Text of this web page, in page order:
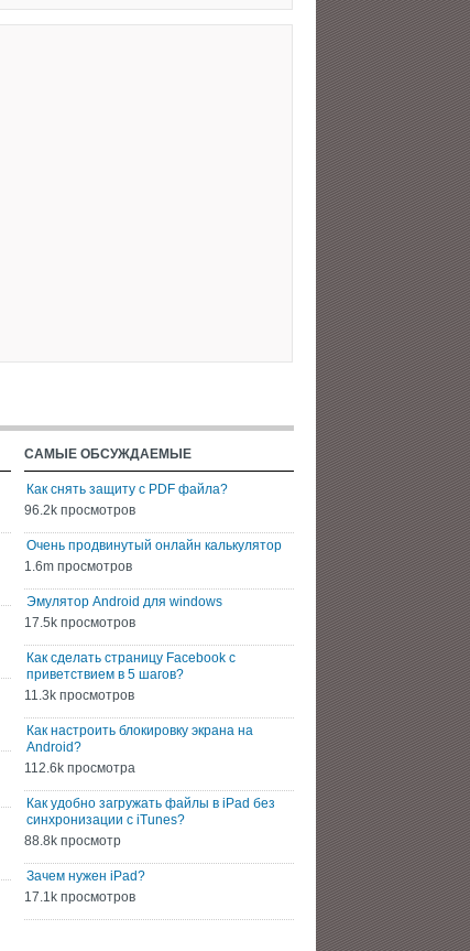
САМЫЕ ОБСУЖДАЕМЫЕ
Как снять защиту с PDF файла?
96.2k просмотров
Очень продвинутый онлайн калькулятор
1.6m просмотров
Эмулятор Android для windows
17.5k просмотров
Как сделать страницу Facebook с
приветствием в 5 шагов?
11.3k просмотров
Как настроить блокировку экрана на
Android?
112.6k просмотра
Как удобно загружать файлы в iPad без
синхронизации с iTunes?
88.8k просмотр
Зачем нужен iPad?
17.1k просмотров